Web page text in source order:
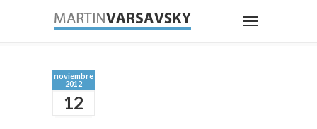
noviembre
2012
12